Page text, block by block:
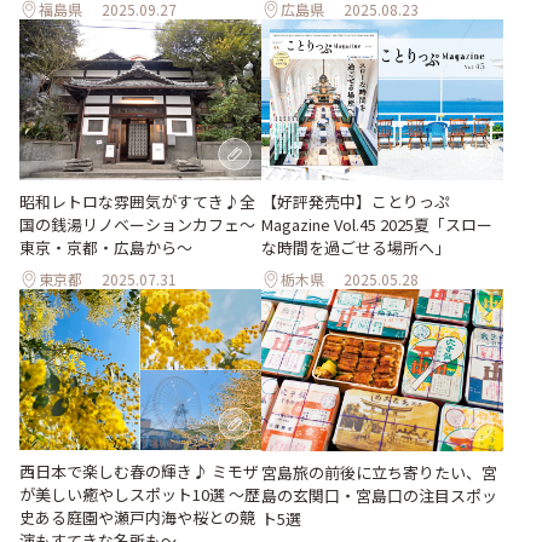
福島県 2025.09.27 広島県 2025.08.23
昭和レトロな雰囲気がすてき♪全
国の銭湯リノベーションカフェ〜
東京・京都・広島から〜
東京都 2025.07.31
【好評発売中】ことりっぷ
Magazine Vol.45 2025夏「スロー
な時間を過ごせる場所へ」
栃木県 2025.05.28
西日本で楽しむ春の輝き♪ ミモザ
が美しい癒やしスポット10選 〜歴
史ある庭園や瀬戸内海や桜との競
宮島旅の前後に立ち寄りたい、宮
島の玄関口・宮島口の注目スポッ
ト5選